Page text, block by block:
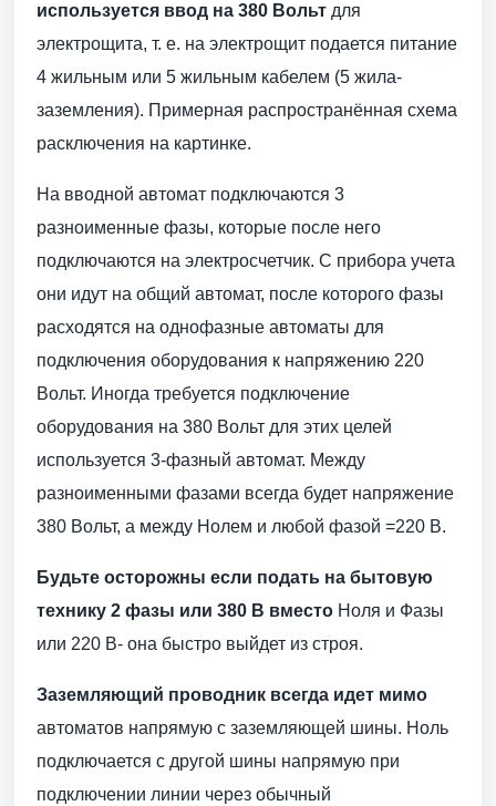
используется ввод на 380 Вольт для
электрощита, т. е. на электрощит подается питание
4 жильным или 5 жильным кабелем (5 жила-
заземления). Примерная распространённая схема
расключения на картинке.
На вводной автомат подключаются 3
разноименные фазы, которые после него
подключаются на электросчетчик. С прибора учета
они идут на общий автомат, после которого фазы
расходятся на однофазные автоматы для
подключения оборудования к напряжению 220
Вольт. Иногда требуется подключение
оборудования на 380 Вольт для этих целей
используется 3-фазный автомат. Между
разноименными фазами всегда будет напряжение
380 Вольт, а между Нолем и любой фазой =220 В.
Будьте осторожны если подать на бытовую
технику 2 фазы или 380 В вместо Ноля и Фазы
или 220 В- она быстро выйдет из строя.
Заземляющий проводник всегда идет мимо
автоматов напрямую с заземляющей шины. Ноль
подключается с другой шины напрямую при
подключении линии через обычный